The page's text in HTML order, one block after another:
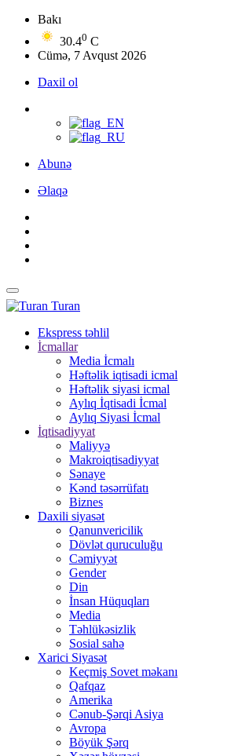
Bakı
30.40 C
Cümə, 7 Avqust 2026
Daxil ol
Abunə
Əlaqə
Turan
Ekspress təhlil
İcmallar
Media İcmalı
Həftəlik iqtisadi icmal
Həftəlik siyasi icmal
Aylıq İqtisadi İcmal
Aylıq Siyasi İcmal
İqtisadiyyat
Maliyyə
Makroiqtisadiyyat
Sənaye
Kənd təsərrüfatı
Biznes
Daxili siyasət
Qanunvericilik
Dövlət quruculuğu
Cəmiyyət
Gender
Din
İnsan Hüquqları
Media
Təhlükəsizlik
Sosial sahə
Xarici Siyasət
Keçmiş Sovet məkanı
Qafqaz
Amerika
Cənub-Şərqi Asiya
Avropa
Böyük Şərq